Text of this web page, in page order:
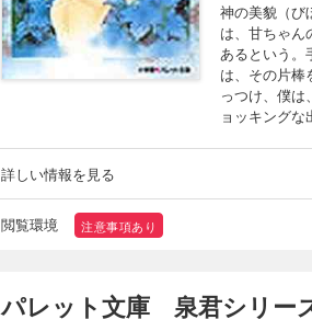
神の美貌（び
は、甘ちゃん
あるという。
は、その片棒
っつけ、僕
ョッキング
詳しい情報を見る
閲覧環境 注意事項あり
パレット文庫 泉君シリー